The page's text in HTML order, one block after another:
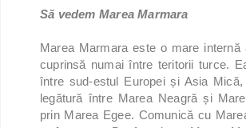
Să vedem Marea Marmara
Marea Marmara este o mare internă
cuprinsă numai între teritorii turce.
între sud-estul Europei și Asia
legătură între Marea Neagră și
prin Marea Egee. Comunică cu